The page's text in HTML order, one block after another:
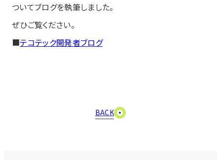
ついてブログを執筆しました。
ぜひご覧ください。
■テコテック開発者ブログ
BACK